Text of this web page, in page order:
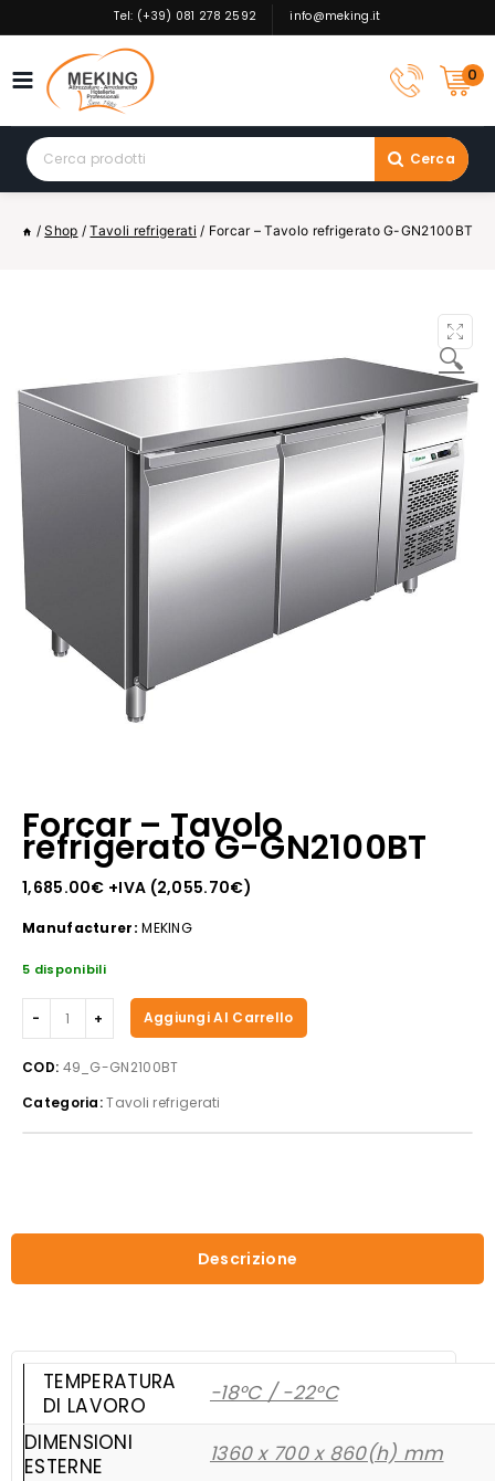
to
Tel: (+39) 081 278 2592 info@meking.it
0
Search
for:
Cerca
/ Shop / Tavoli refrigerati / Forcar – Tavolo refrigerato G-GN2100BT
🔍
Forcar – Tavolo
refrigerato G-GN2100BT
1,685.00€ +IVA (2,055.70€)
Manufacturer: MEKING
5 disponibili
Forcar
-
Tavolo
G-
GN2100BT
Aggiungi Al Carrello
COD: 49_G-GN2100BT
Categoria:Tavoli refrigerati
Descrizione
TEMPERATURA
DI LAVORO
-18°C / -22°C
DIMENSIONI
ESTERNE
1360 x 700 x 860(h) mm